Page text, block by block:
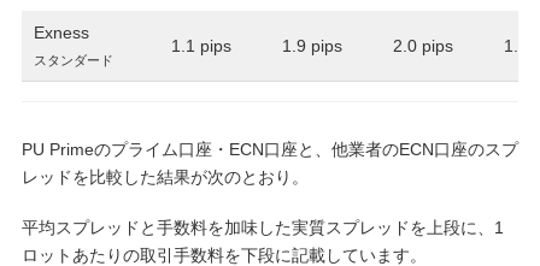
Exness
スタンダード
1.1 pips 1.9 pips 2.0 pips 1.3
PU Primeのプライム口座・ECN口座と、他業者のECN口座のスプ
レッドを比較した結果が次のとおり。
平均スプレッドと手数料を加味した実質スプレッドを上段に、1
ロットあたりの取引手数料を下段に記載しています。